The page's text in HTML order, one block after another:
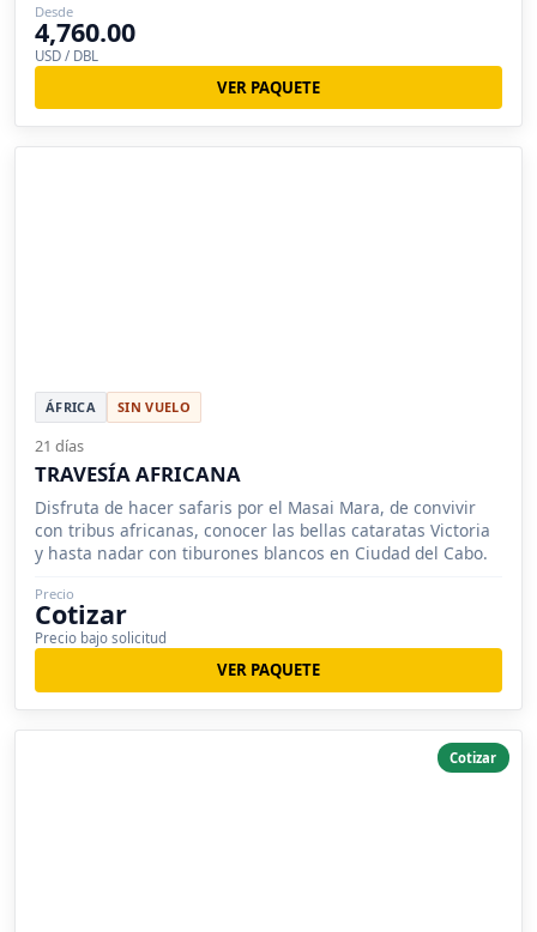
Desde
4,760.00
USD / DBL
VER PAQUETE
ÁFRICA SIN VUELO
21 días
TRAVESÍA AFRICANA
Disfruta de hacer safaris por el Masai Mara, de convivir
con tribus africanas, conocer las bellas cataratas Victoria
y hasta nadar con tiburones blancos en Ciudad del Cabo.
Precio
Cotizar
Precio bajo solicitud
VER PAQUETE
Cotizar